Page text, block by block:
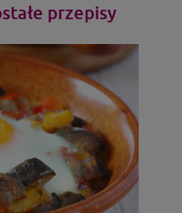
przepisy